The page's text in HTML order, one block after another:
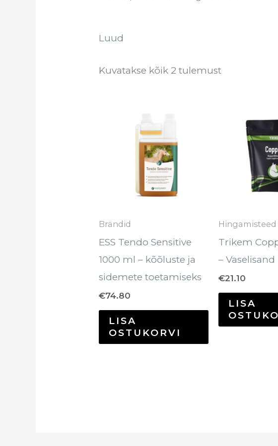
Luud
Kuvatakse kõik 2 tulemust
Brändid
ESS Tendo Sensitive
1000 ml – kõõluste ja
sidemete toetamiseks
€74.80
LISA
OSTUKORVI
Hingamisteed
Trikem
–
€21.10
LISA